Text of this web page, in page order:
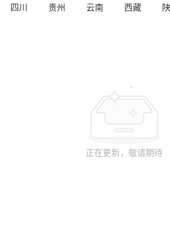
四川 贵州 云南 西藏
正在更新，敬请期待